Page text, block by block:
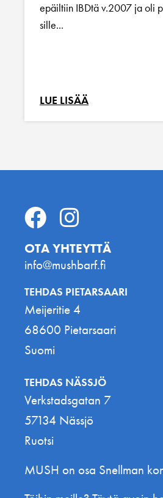
epäiltiin IBDtä v.2007 ja oli
sille...
LUE LISÄÄ
OTA YHTEYTTÄ
info@mushbarf.fi
TEHDAS PIETARSAARI
Meijeritie 4
68600 Pietarsaari
Suomi
TEHDAS NÄSSJÖ
Verkstadsgatan 7
57134 Nässjö
Ruotsi
MUSH on osa Snellman